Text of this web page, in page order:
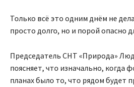
Только всё это одним днём не
просто долго, но и порой опасно
Председатель СНТ «Природа»
поясняет, что изначально, когда
планах было то, что рядом будет